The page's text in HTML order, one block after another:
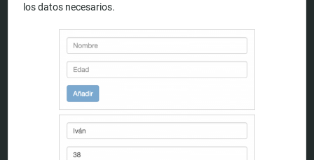
los datos necesarios.